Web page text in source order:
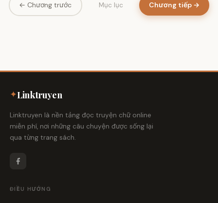
← Chương trước Mục lục Chương tiếp →
✦Linktruyen
Linktruyen là nền tảng đọc truyện chữ online
miễn phí, nơi những câu chuyện được sống lại
qua từng trang sách.
ĐIỀU HƯỚNG